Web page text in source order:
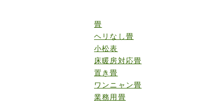
畳
ヘリなし畳
小松表
床暖房対応畳
置き畳
ワンニャン畳
業務用畳